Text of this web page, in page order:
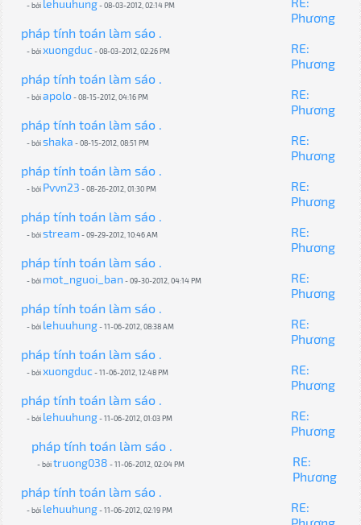
- bởi lehuuhung- 08-03-2012, 02:14 PM
Phương
pháp tính toán làm sáo .
- bởixuongduc- 08-03-2012, 02:26 PM
RE:
Phương
pháp tính toán làm sáo .
- bởiapolo- 08-15-2012, 04:16 PM
RE:
Phương
pháp tính toán làm sáo .
- bởishaka - 08-15-2012, 08:51 PM
RE:
Phương
pháp tính toán làm sáo .
- bởi Pvvn23 - 08-26-2012, 01:30 PM
RE:
Phương
pháp tính toán làm sáo .
- bởistream- 09-29-2012, 10:46 AM
RE:
Phương
pháp tính toán làm sáo .
- bởi mot_nguoi_ban - 09-30-2012, 04:14 PM
RE:
Phương
pháp tính toán làm sáo .
- bởi lehuuhung- 11-06-2012, 08:38 AM
RE:
Phương
pháp tính toán làm sáo .
- bởixuongduc- 11-06-2012, 12:48 PM
RE:
Phương
pháp tính toán làm sáo .
- bởi lehuuhung- 11-06-2012, 01:03 PM
RE:
Phương
pháp tính toán làm sáo .
- bởitruong038 - 11-06-2012, 02:04 PM
RE:
Phương
pháp tính toán làm sáo .
- bởi lehuuhung- 11-06-2012, 02:19 PM
RE: